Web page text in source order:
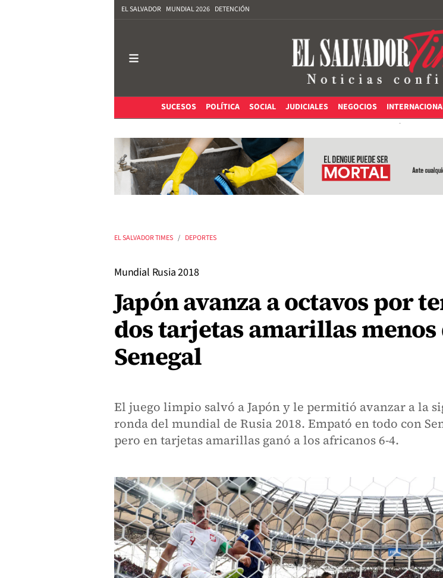
EL SALVADOR MUNDIAL 2026 DETENCIÓN
SUCESOS
POLÍTICA SOCIAL JUDICIALES NEGOCIOS
EL SALVADOR TIMES DEPORTES
Mundial Rusia 2018
Japón avanza a octavos por
dos tarjetas amarillas menos
Senegal
El juego limpio salvó a Japón y le permitió avanzar a la
ronda del mundial de Rusia 2018. Empató en todo con
pero en tarjetas amarillas ganó a los africanos 6-4.